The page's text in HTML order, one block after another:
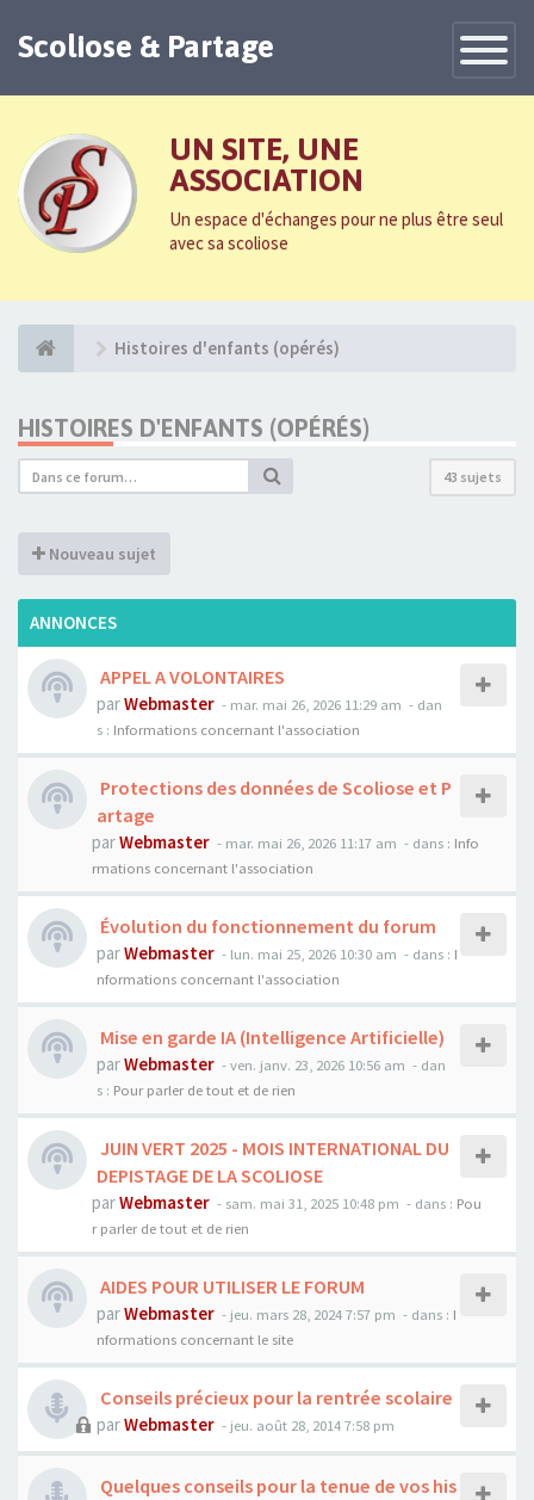
Toggle
Scoliose & Partage
UN SITE, UNE
ASSOCIATION
Un espace d'échanges pour ne plus être seul
avec sa scoliose
Histoires d'enfants (opérés)
HISTOIRES D'ENFANTS (OPÉRÉS)
43 sujets
Nouveau sujet
ANNONCES
APPEL A VOLONTAIRES
parWebmaster - mar. mai 26, 2026 11:29 am - dan
s : Informations concernant l'association
Protections des données de Scoliose et P
artage
parWebmaster - mar. mai 26, 2026 11:17 am - dans : Info
rmations concernant l'association
Évolution du fonctionnement du forum
parWebmaster - lun. mai 25, 2026 10:30 am - dans : I
nformations concernant l'association
Mise en garde IA (Intelligence Artificielle)
parWebmaster - ven. janv. 23, 2026 10:56 am - dan
s : Pour parler de tout et de rien
JUIN VERT 2025 - MOIS INTERNATIONAL DU
DEPISTAGE DE LA SCOLIOSE
parWebmaster - sam. mai 31, 2025 10:48 pm - dans : Pou
r parler de tout et de rien
AIDES POUR UTILISER LE FORUM
parWebmaster - jeu. mars 28, 2024 7:57 pm - dans : I
nformations concernant le site
Conseils précieux pour la rentrée scolaire
parWebmaster - jeu. août 28, 2014 7:58 pm
Quelques conseils pour la tenue de vos his